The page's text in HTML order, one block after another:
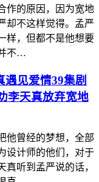
作的原因，因为宽地
却不这样觉得。孟严
样，但都不是他想要
不…
遇见爱情39集剧
李天真放弃宽地
他曾经的梦想，全部
设计师的他们，对于
真听到孟严说的话，